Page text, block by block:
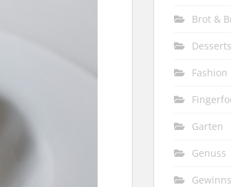
Brot &
Desserts
Fashion
Garten
Genuss